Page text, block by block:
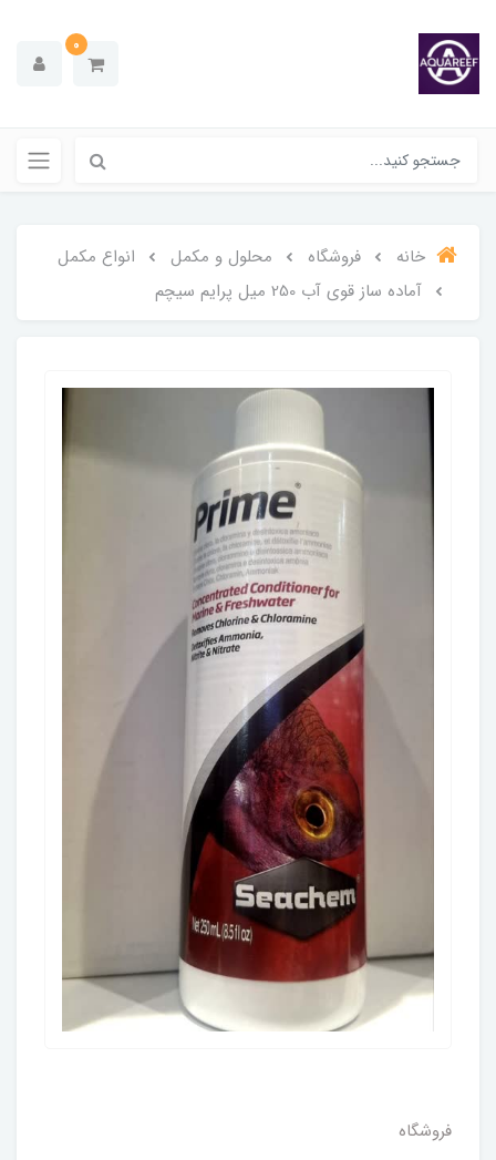
0
خانه فروشگاه محلول و مکمل
انواع مکمل
آماده ساز قوی آب 250 میل پرایم سیچم
فروشگاه